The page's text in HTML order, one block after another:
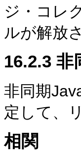
ジ・コレ
ルが解放
16.2.3 非
非同期
定して、
相関